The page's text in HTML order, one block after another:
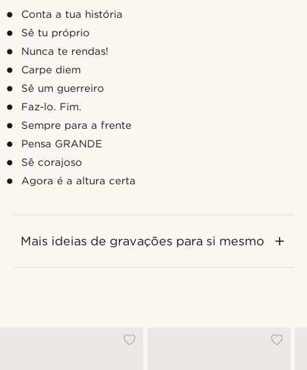
Conta a tua história
Sê tu próprio
Nunca te rendas!
Carpe diem
Sê um guerreiro
Faz-lo. Fim.
Sempre para a frente
Pensa GRANDE
Sê corajoso
Agora é a altura certa
Mais ideias de gravações para si mesmo